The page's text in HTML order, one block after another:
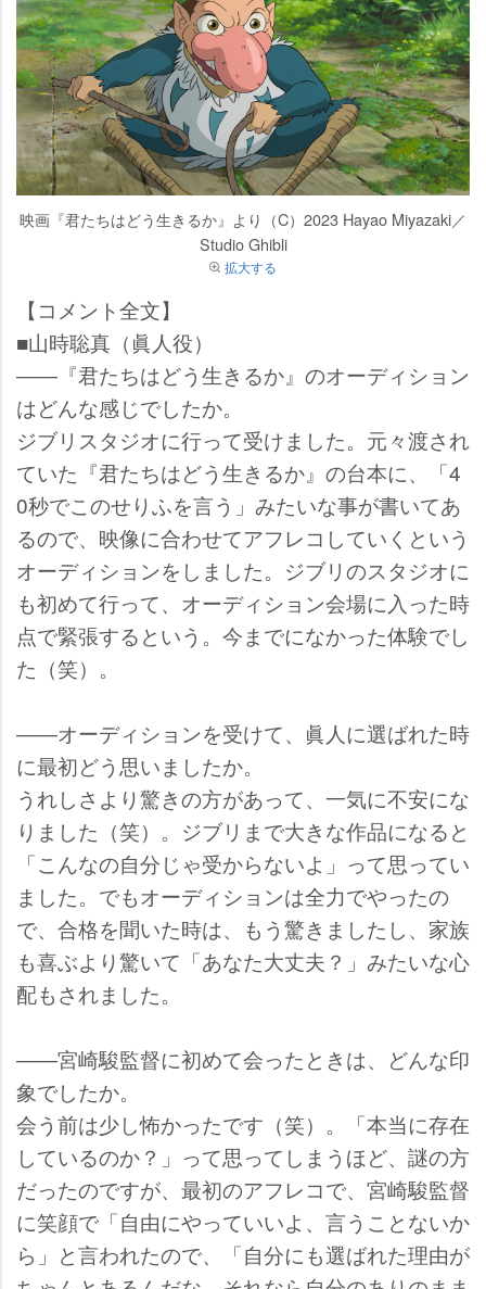
映画『君たちはどう生きるか』より（C）2023 Hayao Miyazaki／
Studio Ghibli
拡大する
【コメント全文】
■山時聡真（眞人役）
――『君たちはどう生きるか』のオーディション
はどんな感じでしたか。
ジブリスタジオに行って受けました。元々渡され
ていた『君たちはどう生きるか』の台本に、「4
0秒でこのせりふを言う」みたいな事が書いてあ
るので、映像に合わせてアフレコしていくという
オーディションをしました。ジブリのスタジオに
も初めて行って、オーディション会場に入った時
点で緊張するという。今までになかった体験でし
た（笑）。
――オーディションを受けて、眞人に選ばれた時
に最初どう思いましたか。
うれしさより驚きの方があって、一気に不安にな
りました（笑）。ジブリまで大きな作品になると
「こんなの自分じゃ受からないよ」って思ってい
ました。でもオーディションは全力でやったの
で、合格を聞いた時は、もう驚きましたし、家族
も喜ぶより驚いて「あなた大丈夫？」みたいな心
配もされました。
――宮崎駿監督に初めて会ったときは、どんな印
象でしたか。
会う前は少し怖かったです（笑）。「本当に存在
しているのか？」って思ってしまうほど、謎の方
だったのですが、最初のアフレコで、宮崎駿監督
に笑顔で「自由にやっていいよ、言うことないか
ら」と言われたので、「自分にも選ばれた理由が